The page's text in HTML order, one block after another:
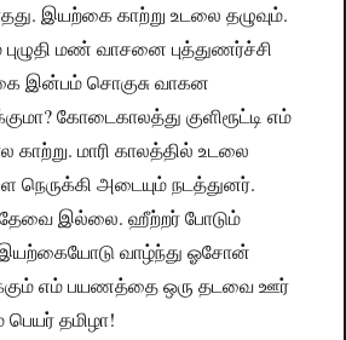
இயற்கை காற்று உடலை தழுவும்.
மண் வாசனை புத்துணர்ச்சி
இன்பம் சொகுசு வாகன
கோடைகாலத்து குளிரூட்டி எம்
மாரி காலத்தில் உடலை
நெருக்கி அடையும் நடத்துனர்.
தேவை இல்லை. ஹீற்றர் போடும்
வாழ்ந்து ஓசோன்
எம் பயணத்தை ஒரு தடவை ஊர்
பெயர் தமிழா!